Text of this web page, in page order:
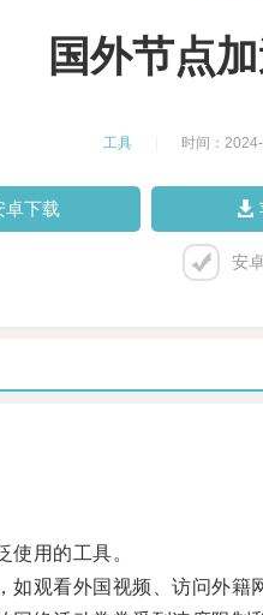
国外节点
工具 时间：
卓下载
安
用的工具。
观看外国视频、访问外籍